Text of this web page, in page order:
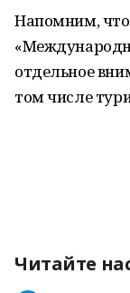
Напомним, что
отдельное
том числе
Читайте